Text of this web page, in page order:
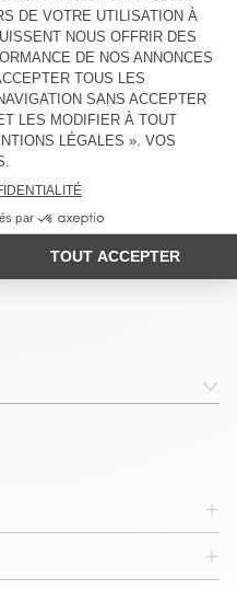
VESTE HOMME YMOBAY
195 € 136,50 €
BLAZER HOMME AJAXDOG
250 €
175 €
BLAZER MIXTE PUFROW - 20
YEARS
INDISPONIBLE
350 € 175 €